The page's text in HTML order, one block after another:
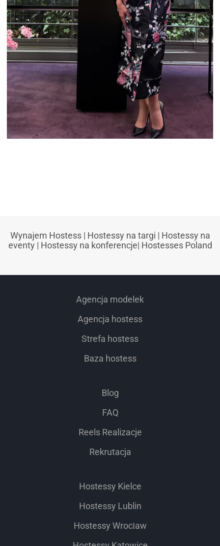
HOSTESSA PROMOCJA ALKOHOLU
Wynajem Hostess| Hostessy na targi | Hostessy na
eventy | Hostessy na konferencje| Hostesses Poland
Agencja modelek
Agencja hostess
Strefa hostess
Baza hostess
Blog
FAQ
Reels Realizacje
Rekrutacja
Hostessy Kielce
Hostessy Lublin
Hostessy Wrocław